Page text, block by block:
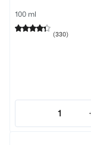
100 ml
(330)
1
Quantity: 1